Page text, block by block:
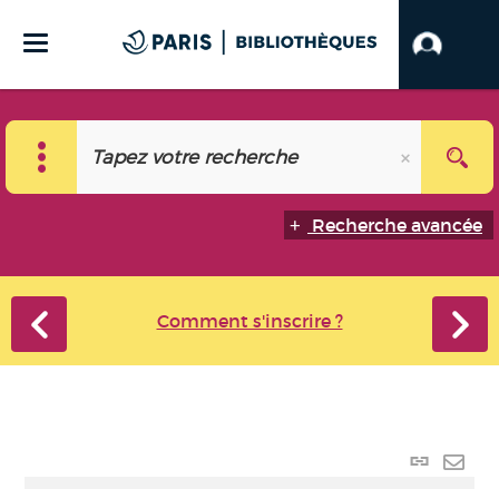
Recherche avancée
Comment s'inscrire ?
Lien